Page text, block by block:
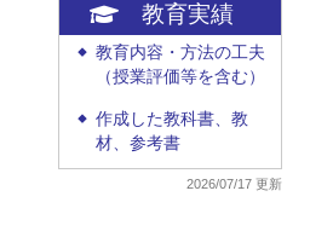
教育実績
◆
教育内容・方法の工夫
（授業評価等を含む）
◆
作成した教科書、教
材、参考書
2026/07/17 更新